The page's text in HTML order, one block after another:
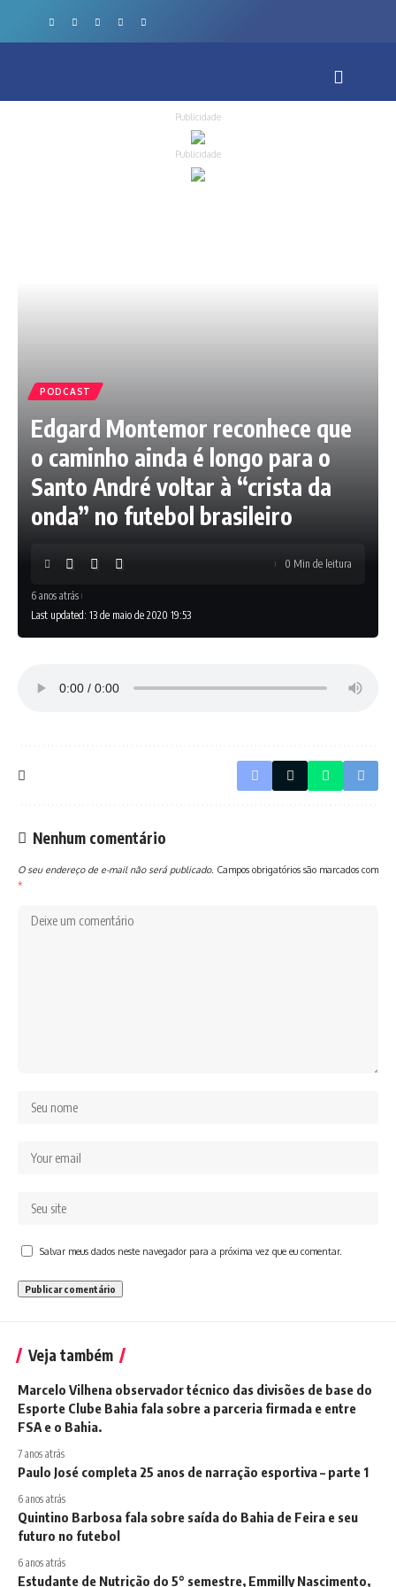
Publicidade
Publicidade
PODCAST
Edgard Montemor reconhece que
o caminho ainda é longo para o
Santo André voltar à “crista da
onda” no futebol brasileiro
Last updated: 13 de maio de 2020 19:53
6 anos atrás
0 Min de leitura
Nenhum comentário
O seu endereço de e-mail não será publicado. Campos obrigatórios são marcados com
*
Salvar meus dados neste navegador para a próxima vez que eu comentar.
Veja também
Marcelo Vilhena observador técnico das divisões de base do
Esporte Clube Bahia fala sobre a parceria firmada e entre
FSA e o Bahia.
7 anos atrás
Paulo José completa 25 anos de narração esportiva – parte 1
6 anos atrás
Quintino Barbosa fala sobre saída do Bahia de Feira e seu
futuro no futebol
6 anos atrás
Estudante de Nutrição do 5° semestre, Emmilly Nascimento,